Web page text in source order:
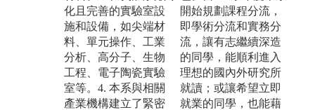
化且完善的實驗室設
施和設備，如尖端材
料、單元操作、工業
分析、高分子、生物
工程、電子陶瓷實驗
室等。4. 本系與相關
產業機構建立了緊密
開始規劃課程分流，
即學術分流和實務分
流，讓有志繼續深造
的同學，能順利進入
理想的國內外研究所
就讀；或讓希望立即
就業的同學，也能藉